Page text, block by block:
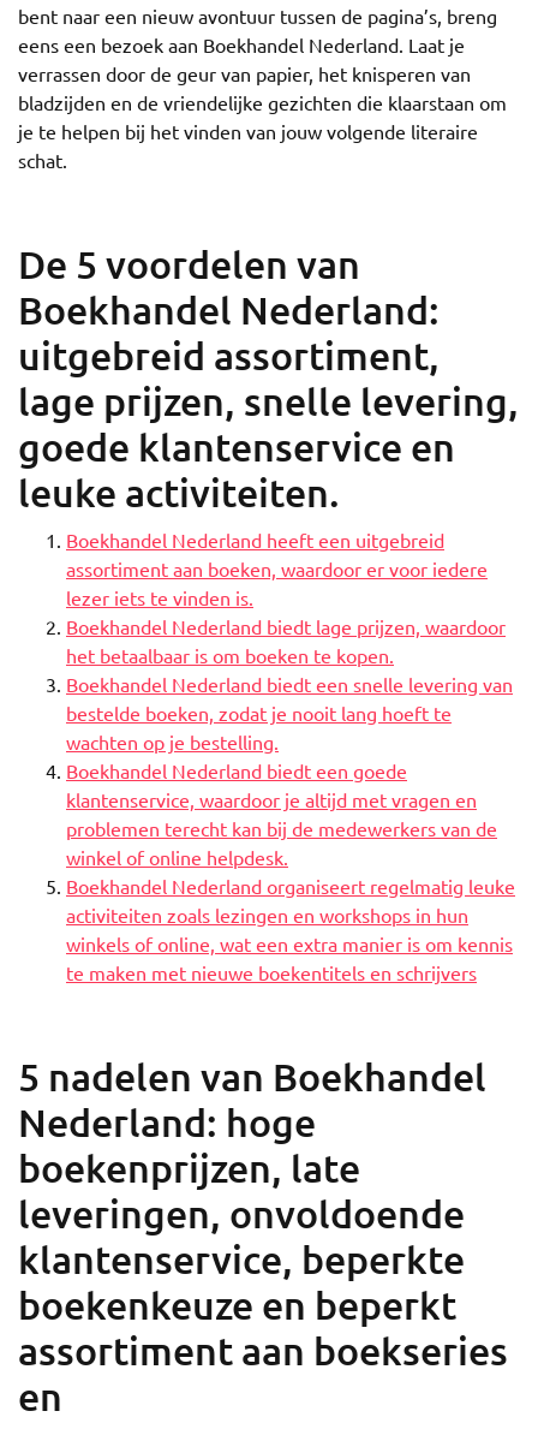
bent naar een nieuw avontuur tussen de pagina’s, breng
eens een bezoek aan Boekhandel Nederland. Laat je
verrassen door de geur van papier, het knisperen van
bladzijden en de vriendelijke gezichten die klaarstaan om
je te helpen bij het vinden van jouw volgende literaire
schat.
De 5 voordelen van
Boekhandel Nederland:
uitgebreid assortiment,
lage prijzen, snelle levering,
goede klantenservice en
leuke activiteiten.
Boekhandel Nederland heeft een uitgebreid
assortiment aan boeken, waardoor er voor iedere
lezer iets te vinden is.
Boekhandel Nederland biedt lage prijzen, waardoor
het betaalbaar is om boeken te kopen.
Boekhandel Nederland biedt een snelle levering van
bestelde boeken, zodat je nooit lang hoeft te
wachten op je bestelling.
Boekhandel Nederland biedt een goede
klantenservice, waardoor je altijd met vragen en
problemen terecht kan bij de medewerkers van de
winkel of online helpdesk.
Boekhandel Nederland organiseert regelmatig leuke
activiteiten zoals lezingen en workshops in hun
winkels of online, wat een extra manier is om kennis
te maken met nieuwe boekentitels en schrijvers
5 nadelen van Boekhandel
Nederland: hoge
boekenprijzen, late
leveringen, onvoldoende
klantenservice, beperkte
boekenkeuze en beperkt
assortiment aan boekseries
en